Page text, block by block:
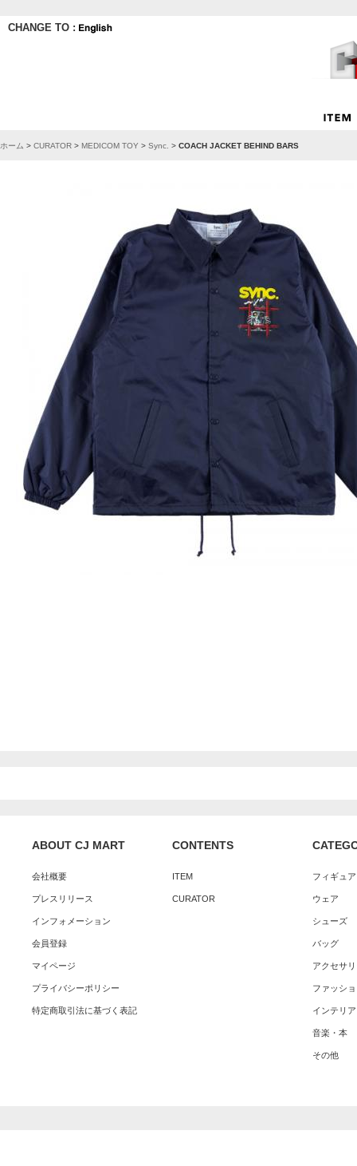
CHANGE TO :
ホーム > CURATOR > MEDICOM TOY > Sync. > COACH JACKET BEHIND BARS
ABOUT CJ MART
会社概要
プレスリリース
インフォメーション
会員登録
マイページ
プライバシーポリシー
特定商取引法に基づく表記
CONTENTS
ITEM
CURATOR
フィギュ
ウェア
シューズ
バッグ
アクセサ
ファッシ
インテリア
音楽・本
その他